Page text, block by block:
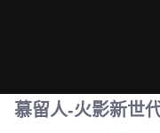
慕留人-火影新世